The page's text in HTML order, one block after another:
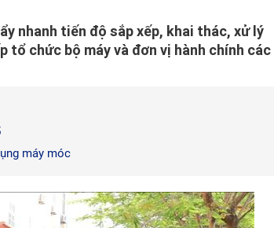
nhanh tiến độ sắp xếp, khai thác, xử lý
tổ chức bộ máy và đơn vị hành chính các
máy móc